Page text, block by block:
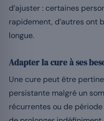
d’ajuster : certaines
rapidement, d’autres ont
longue.
Adapter la cure à ses
Une cure peut être
persistante malgré un
récurrentes ou de